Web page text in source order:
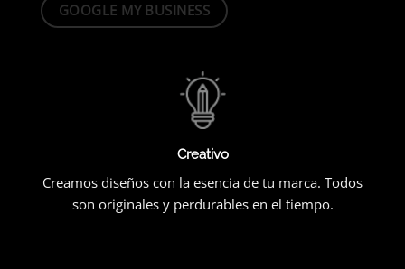
GOOGLE MY BUSINESS
Creativo
Creamos diseños con la esencia de tu marca. Todos
son originales y perdurables en el tiempo.